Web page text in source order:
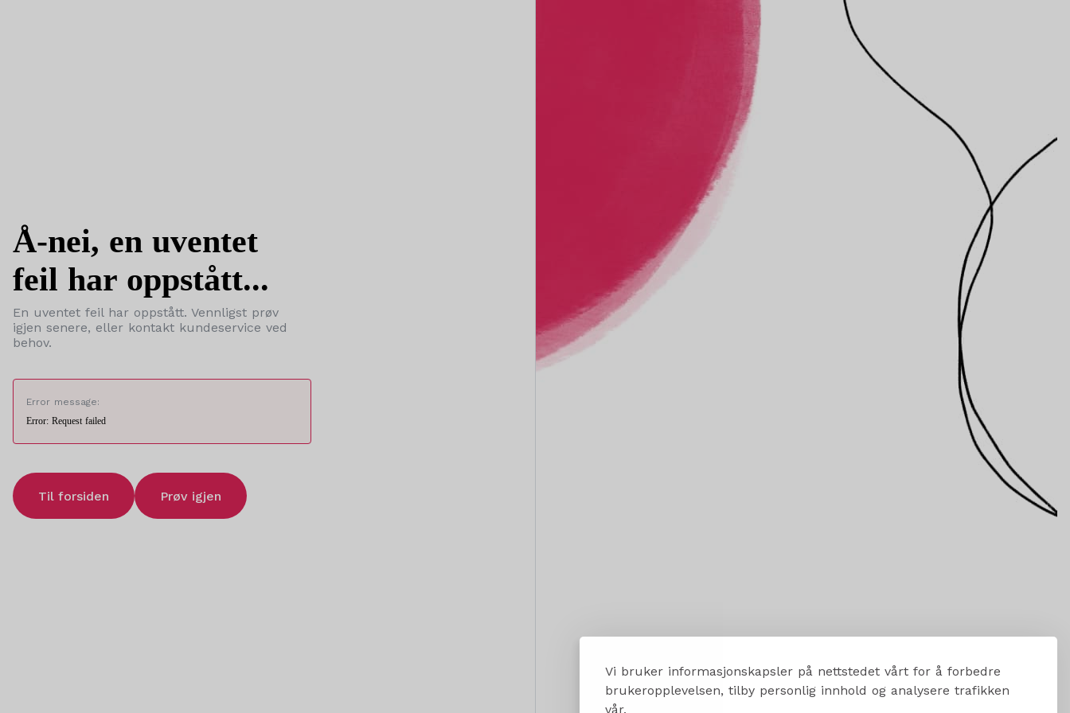
Vi bruker informasjonskapsler på nettstedet vårt for å forbedre
brukeropplevelsen, tilby personlig innhold og analysere trafikken
vår.
Å-nei, en uventet
feil har oppstått...
En uventet feil har oppstått. Vennligst prøv
igjen senere, eller kontakt kundeservice ved
behov.
Error message:
Error: Request failed
Til forsiden Prøv igjen